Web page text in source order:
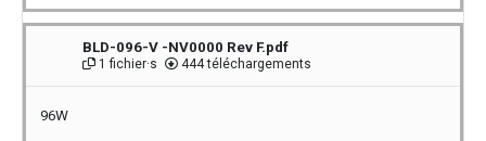
BLD-096-V -NV0000 Rev F.pdf
1 fichier·s 444 téléchargements
96W